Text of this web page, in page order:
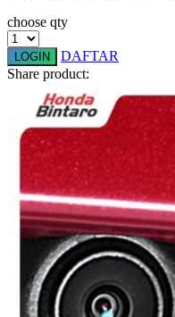
Spectra
Squishmallows
Starbooks
Stick-O
Sudocrem
Sumimo
Sunnylife
Sun-Staches
choose qty
LOGIN
DAFTAR
Share product: